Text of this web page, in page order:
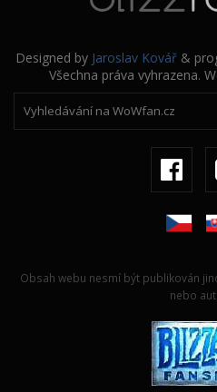
Designed by Jaroslav Kovář &
Všechna práva vyhrazena.
Obsah webu nesmí být publikován
nebo